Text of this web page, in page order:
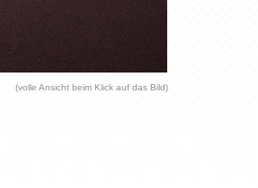
(volle Ansicht beim Klick auf das Bild)